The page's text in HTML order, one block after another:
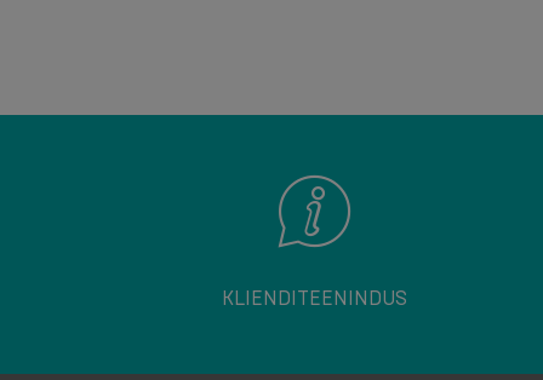
KLIENDITEENINDUS